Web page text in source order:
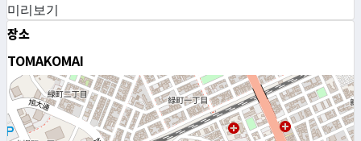
미리보기
장소
TOMAKOMAI